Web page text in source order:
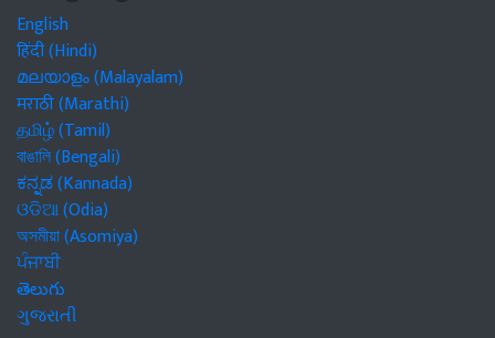
English
हिंदी (Hindi)
മലയാളം (Malayalam)
मराठी (Marathi)
தமிழ் (Tamil)
বাঙালি (Bengali)
ಕನ್ನಡ (Kannada)
ଓଡିଆ (Odia)
অসমীয়া (Asomiya)
ਪੰਜਾਬੀ
తెలుగు
ગુજરાતી